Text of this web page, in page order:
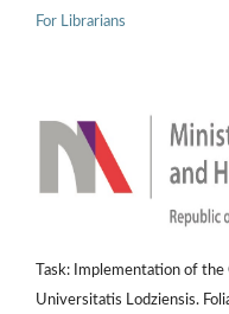
For Librarians
Task: Implementation of
Universitatis Lodziensis.